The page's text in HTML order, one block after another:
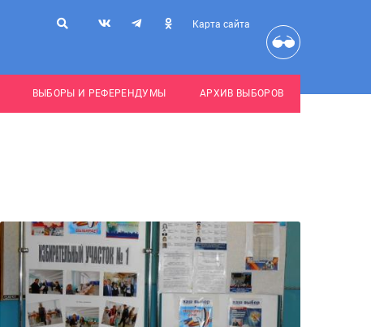
Карта сайта
ВЫБОРЫ И РЕФЕРЕНДУМЫ АРХИВ ВЫБОРОВ